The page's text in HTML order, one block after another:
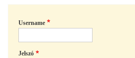
Username
Jelszó